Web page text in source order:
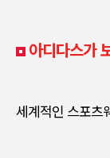
아디다스가
세계적인 스포츠